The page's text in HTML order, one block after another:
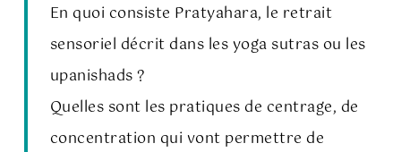
En quoi consiste Pratyahara, le retrait
sensoriel décrit dans les yoga sutras ou les
upanishads ?
Quelles sont les pratiques de centrage, de
concentration qui vont permettre de